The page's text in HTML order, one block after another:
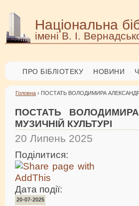
Національна
імені В. І.
ПРО БІБЛІОТЕКУ НОВИНИ
Головна › ПОСТАТЬ ВОЛОДИМИРА
ПОСТАТЬ
МУЗИЧНІЙ КУЛЬТУРІ
20 Липень 2025
Поділитися:
Дата події:
20-07-2025